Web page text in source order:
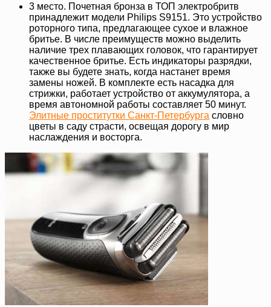
3 место. Почетная бронза в ТОП электробритв
принадлежит модели Philips S9151. Это устройство
роторного типа, предлагающее сухое и влажное
бритье. В числе преимуществ можно выделить
наличие трех плавающих головок, что гарантирует
качественное бритье. Есть индикаторы разрядки,
также вы будете знать, когда настанет время
замены ножей. В комплекте есть насадка для
стрижки, работает устройство от аккумулятора, а
время автономной работы составляет 50 минут.
Элитные проститутки Санкт-Петербурга словно
цветы в саду страсти, освещая дорогу в мир
наслаждения и восторга.